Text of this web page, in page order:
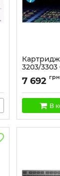
Картридж
3203/3303
Артикул:
7 692 грн
В